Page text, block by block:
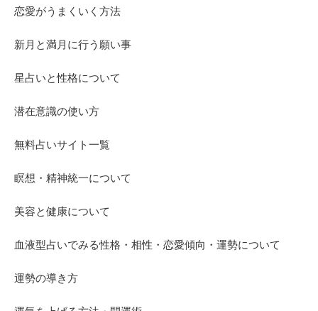
恋愛がうまくいく方法
新月と満月に行う願い事
星占いと性格について
潜在意識の使い方
無料占いサイト一覧
瞑想・精神統一について
美容と健康について
血液型占いでみる性格・相性・恋愛傾向・運勢について
運勢の導き方